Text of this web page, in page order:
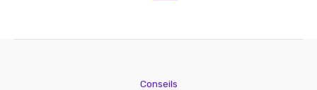
Conseils